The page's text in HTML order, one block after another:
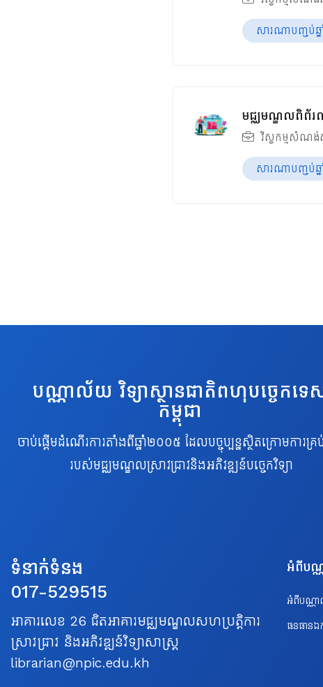
សារណាបញ្ចប់ឆ្ន
មជ្ឈមណ្ឌលពិព័រណ៍
វិស្វកម្មសំណង់
សារណាបញ្ចប់ឆ្ន
បណ្ណាល័យ វិទ្យាស្ថានជាតិពហុបច្ចេកទេ
កម្ពុជា
ចាប់ផ្តើមដំណើរការតាំងពីឆ្នាំ២០០៥ ដែលបច្ចុប្បន្នស្ថិតក្រោមការគ្រ
របស់មជ្ឈមណ្ឌលស្រាវជ្រាវនិងអភិវឌ្ឍន៍បច្ចេកវិទ្យា
ទំនាក់ទំនង
017-529515
អាគារលេខ 26 ជិតអាគារមជ្ឈមណ្ឌលសហប្រត្តិការ
ស្រាវជ្រាវ និងអភិវឌ្ឍន៍វិទ្យាសាស្ត្រ
librarian@npic.edu.kh
អំពីបណ្
អំពីបណ្ណ
ធនធានឯ